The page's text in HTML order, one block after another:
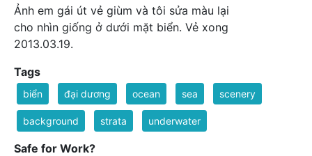
Ảnh em gái út vẻ giùm và tôi sửa màu lại
cho nhìn giống ở dưới mặt biển. Vẻ xong
2013.03.19.
Tags
biển đại dương ocean sea scenery
background strata underwater
Safe for Work?